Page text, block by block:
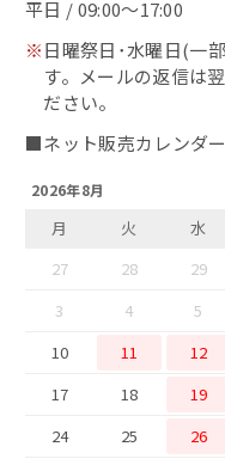
浜焼き鯖
出汁・削り節
鯖カレー
干物
西京味噌漬け
平日 / 09:00～17:00
※日曜祭日･水曜日(一
す。メールの返信は
ださい。
■ネット販売カレンダー
2026年8月
月 火 水
27
28 29
3
4 5
10
11 12
17
18 19
24
25 26